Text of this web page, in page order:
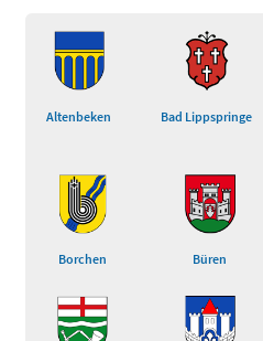
Altenbeken Bad Lippspringe
Borchen Büren